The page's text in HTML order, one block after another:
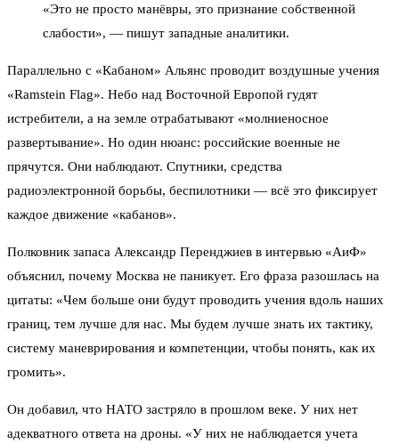
«Это не просто манёвры, это признание собственной
слабости», — пишут западные аналитики.
Параллельно с «Кабаном» Альянс проводит воздушные учения
«Ramstein Flag». Небо над Восточной Европой гудят
истребители, а на земле отрабатывают «молниеносное
развертывание». Но один нюанс: российские военные не
прячутся. Они наблюдают. Спутники, средства
радиоэлектронной борьбы, беспилотники — всё это фиксирует
каждое движение «кабанов».
Полковник запаса Александр Перенджиев в интервью «АиФ»
объяснил, почему Москва не паникует. Его фраза разошлась на
цитаты: «Чем больше они будут проводить учения вдоль наших
границ, тем лучше для нас. Мы будем лучше знать их тактику,
систему маневрирования и компетенции, чтобы понять, как их
громить».
Он добавил, что НАТО застряло в прошлом веке. У них нет
адекватного ответа на дроны. «У них не наблюдается учета